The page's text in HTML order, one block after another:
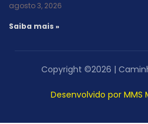
agosto 3, 2026
Saiba mais »
Copyright ©2026 |
Desenvolvido por MMS